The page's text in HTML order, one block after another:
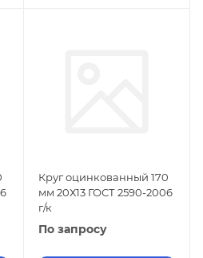
Круг оцинкованный 170
мм 20Х13 ГОСТ 2590-2006
г/к
По запросу